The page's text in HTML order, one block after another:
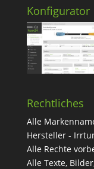
Konfigurator
Rechtliches
Alle
Hersteller -
Alle Rechte
Alle Texte,